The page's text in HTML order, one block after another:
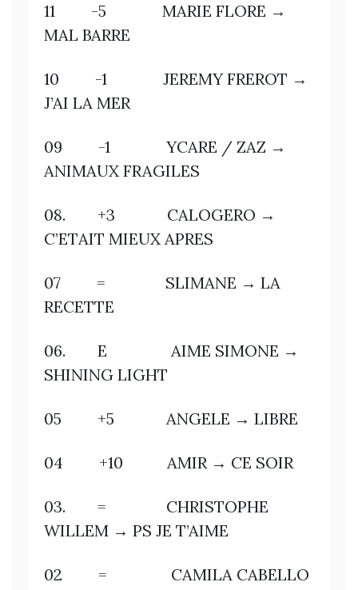
11 -5 MARIE FLORE →
MAL BARRE
10 -1 JEREMY FREROT →
J’AI LA MER
09 -1 YCARE / ZAZ →
ANIMAUX FRAGILES
08. +3 CALOGERO →
C’ETAIT MIEUX APRES
07 = SLIMANE → LA
RECETTE
06. E AIME SIMONE →
SHINING LIGHT
05 +5 ANGELE → LIBRE
04 +10 AMIR → CE SOIR
03. = CHRISTOPHE
WILLEM → PS JE T’AIME
02 = CAMILA CABELLO